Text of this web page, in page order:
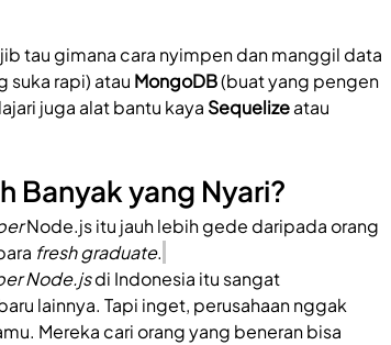
tau gimana cara nyimpen dan manggil data
suka rapi) atau MongoDB (buat yang pengen
juga alat bantu kaya Sequelize atau
Banyak yang Nyari?
Node.js itu jauh lebih gede daripada orang
fresh graduate.
Node.js di Indonesia itu sangat
lainnya. Tapi inget, perusahaan nggak
Mereka cari orang yang beneran bisa